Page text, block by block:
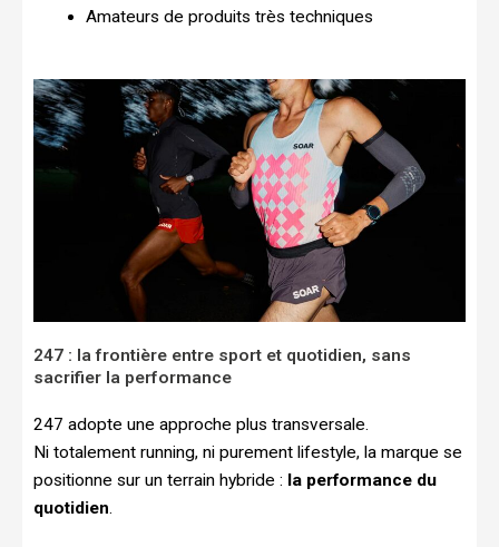
Amateurs de produits très techniques
247 : la frontière entre sport et quotidien, sans
sacrifier la performance
247 adopte une approche plus transversale.
Ni totalement running, ni purement lifestyle, la marque se
positionne sur un terrain hybride : la performance du
quotidien.